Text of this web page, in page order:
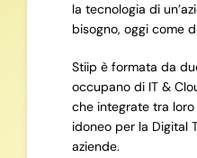
la tecnologia di
bisogno, oggi come
Stiip è formata da
occupano di IT &
che integrate tra
idoneo per la Digital
aziende.